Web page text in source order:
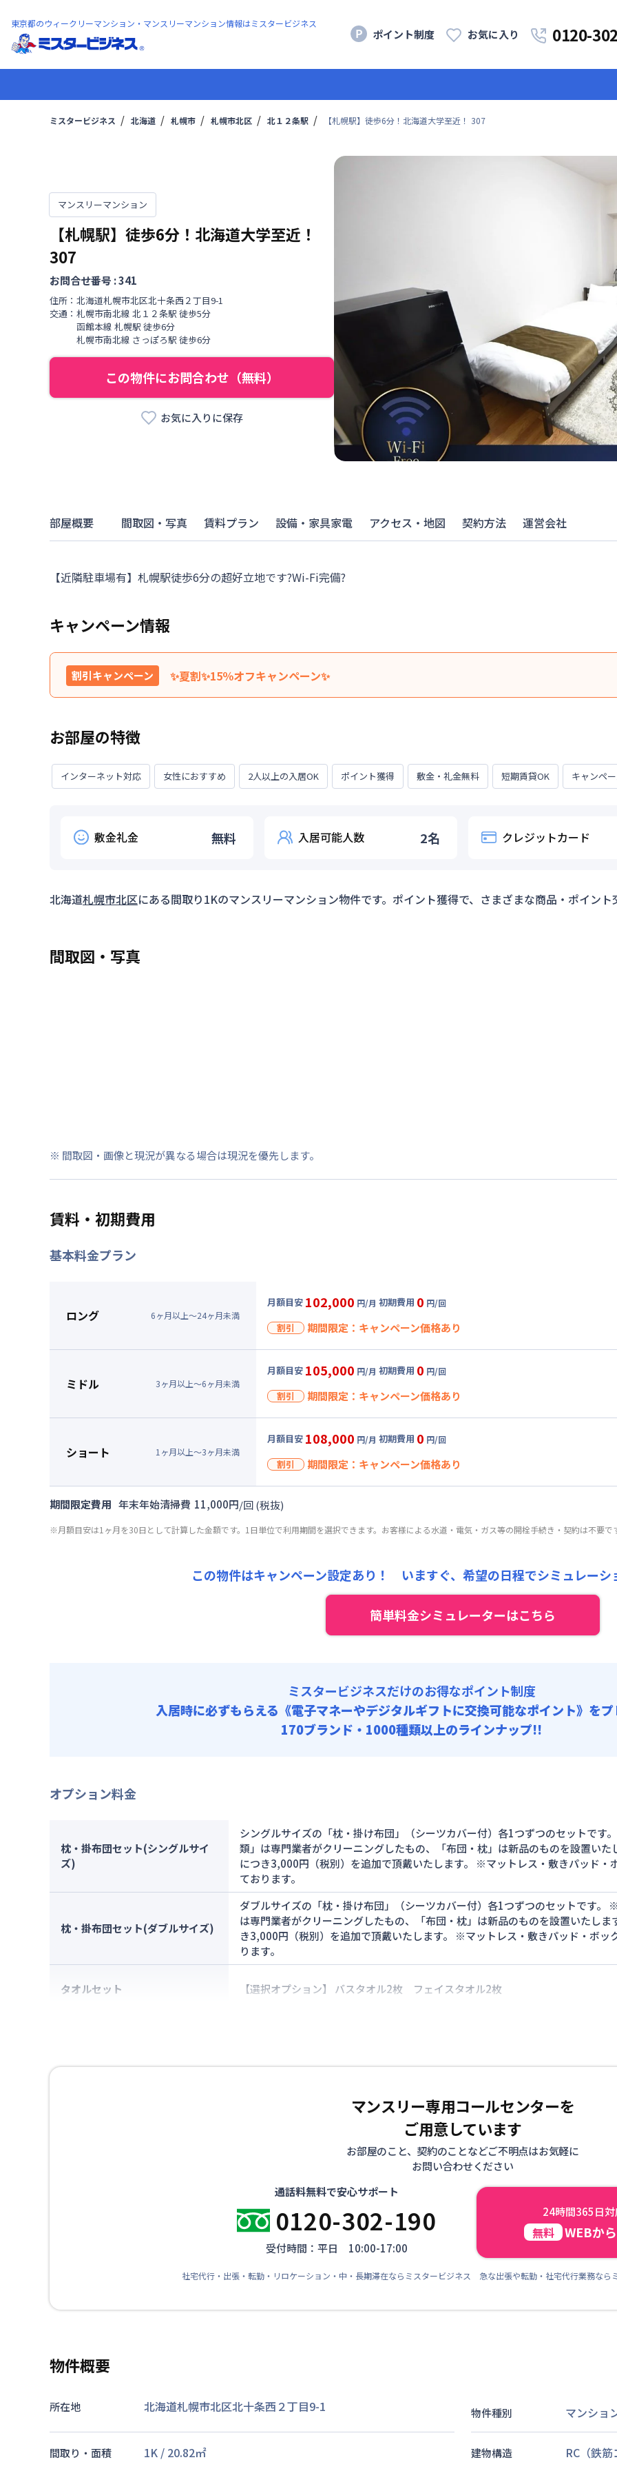
東京都のウィークリーマンション・マンスリーマンション情報はミスタービジネス
ポイント制度 お気に入り 0120-
ミスタービジネス 北海道 札幌市 札幌市北区 北１２条駅 【札幌駅】徒歩6分！北海道大学至近！ 307
マンスリーマンション
【札幌駅】徒歩6分！北海道大学至近！
307
お問合せ番号 :341
住所： 北海道札幌市北区北十条西 ２丁目9-1
交通： 札幌市南北線 北１２条駅 徒歩5分
函館本線 札幌駅 徒歩6分
札幌市南北線 さっぽろ駅 徒歩6分
この物件にお問合わせ（無料）
お気に入りに保存
部屋概要 間取図・写真 賃料プラン 設備・家具家電 アクセス・地図 契約方法 運営会社
【近隣駐車場有】札幌駅徒歩6分の超好立地です?Wi-Fi完備?
キャンペーン情報
割引キャンペーン ✨夏割✨15％オフキャンペーン✨
※お振込限定割引。（海外からのお振込等で「受取手数料」が発生する場合は適用外となりま
2026年8月15日までにご入居の方限定割引です。
お部屋の特徴
インターネット対応 女性におすすめ 2人以上の入居OK ポイント獲得 敷金・礼金無料 短期賃貸OK キャンペ
敷金礼金 無料 入居可能人数 2名 クレジットカード
北海道札幌市北区にある間取り1Kのマンスリーマンション物件です。ポイント獲得で、さまざまな商品・ポイント
間取図・写真
※ 間取図・画像と現況が異なる場合は現況を優先します。
賃料・初期費用
基本料金プラン
ロング 6ヶ月以上～24ヶ月未満
月額目安 102,000 円/月 初期費用 0 円/回
割引 期間限定：キャンペーン価格あり
入居開始日
、清掃料15%引きキャンペーン（0円/回・割引）
キャンペーン価格:
月額目安86,700 初期費用0
利用時の料金詳細
月額賃料目安(30日利用)
賃料 : 102,000円/月 (3,400円/日)
光熱費他 :
清掃料他 : 0円/回 (税抜)
ミドル 3ヶ月以上～6ヶ月未満
月額目安 105,000 円/月 初期費用 0 円/回
割引 期間限定：キャンペーン価格あり
入居開始日
、清掃料15%引きキャンペーン（0円/回・割引）
キャンペーン価格:
月額目安89,250 初期費用0
月額賃料目安(30日利用)
光熱費他 : 0円/月 (0円/日) (税抜) ※賃料に含める
0円/回 (税抜)
ショート 1 ヶ月以上～3ヶ月未満
月額目安 108,000 円/月 初期費用 0 円/回
割引 期間限定：キャンペーン価格あり
、清掃料15%引きキャンペーン（0円/回・割引）
108,000円/月 (3,600円/日)
期間限定費用 年末年始清掃費 11,000円/回(税抜)
※月額目安は1ヶ月を30日として計算した金額です。1日単位で利用期間を選択できます。お客様による水道・電気・ガス等の開栓手続き・契約は不要です
この物件はキャンペーン設定あり！ いますぐ、 希望の日程でシミュレーシ
簡単料金シミュレーターはこちら
ミスタービジネスだけのお得なポイント制度
入居時に必ずもらえる 《電子マネーやデジタルギフトに交換可能なポイント》を
170ブランド・1000種類以上のラインナップ!!
オプション料金
枕・掛布団セット(シングルサイ
ズ)
シングルサイズの「枕・掛け布団」（シーツカバー付）各1つずつのセットです
類」は専門業者がクリーニングしたもの、「布団・枕」は新品のものを設置い
につき3,000円（税別）を追加で頂戴いたします。 ※マットレス・敷きパッド・
ております。
枕・掛布団セット(ダブルサイズ)
ダブルサイズの「枕・掛け布団」（シーツカバー付）各1つずつのセットです。
は専門業者がクリーニングしたもの、「布団・枕」は新品のものを設置いたし
き3,000円（税別）を追加で頂戴いたします。 ※マットレス・敷きパッド・ボッ
ります。
タオルセット 【選択オプション】 バスタオル2枚 フェイスタオル2枚
マンスリー専用コールセンターを
ご用意しています
お部屋のこと、契約のことなどご不明点はお気軽に
お問い合わせください
通話料無料で安心サポート
0120-302-190
受付時間：平日 10:00-17:00
24時間365日対
無料 WEBか
社宅代行・出張・転勤・リロケーション・中・長期滞在ならミスタービジネス 急な出張や転勤・社宅代行業務なら
物件概要
所在地 北海道札幌市北区北十条西２丁目9-1 物件種別 マンショ
間取り・面積 1K / 20.82㎡ 建物構造 RC（鉄筋